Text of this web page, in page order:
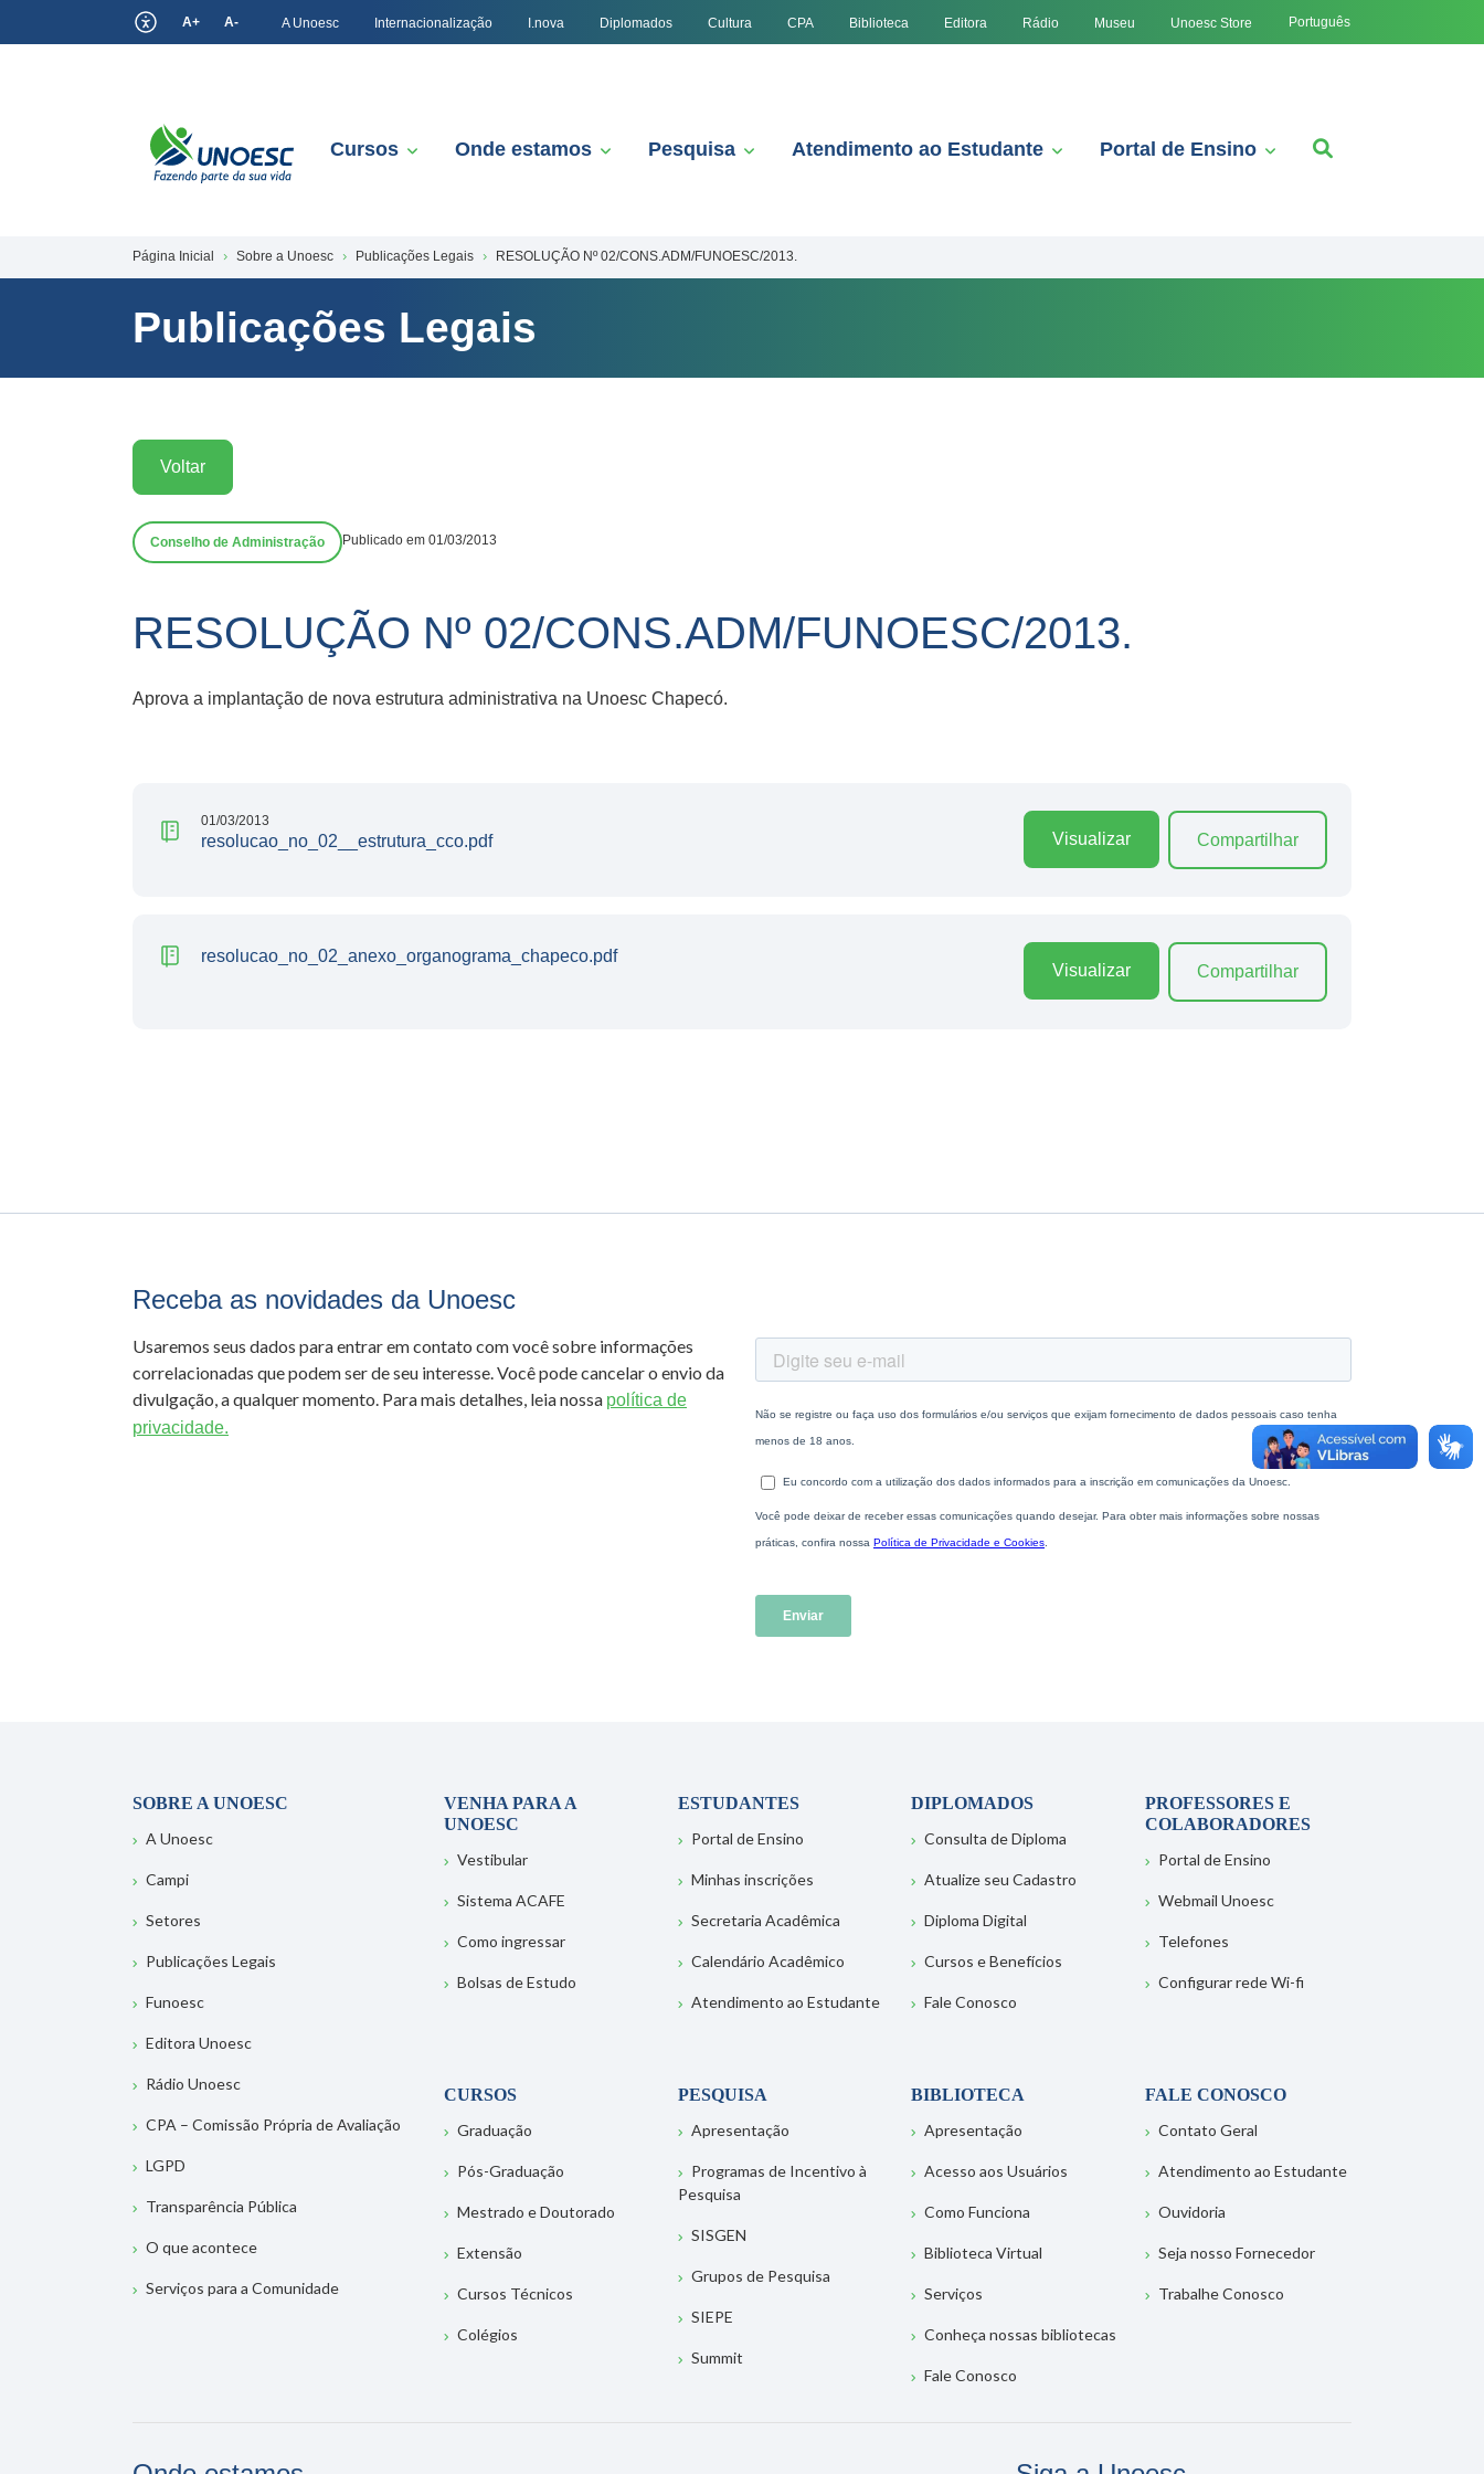
A+ A- A Unoesc Internacionalização I.nova Diplomados Cultura CPA Biblioteca Editora Rádio Museu Unoesc Store Português
Cursos Onde estamos Pesquisa Atendimento ao Estudante Portal de Ensino
Página Inicial Sobre a Unoesc Publicações Legais RESOLUÇÃO Nº 02/CONS.ADM/FUNOESC/2013.
Publicações Legais
Voltar
Conselho de Administração Publicado em 01/03/2013
RESOLUÇÃO Nº 02/CONS.ADM/FUNOESC/2013.
Aprova a implantação de nova estrutura administrativa na Unoesc Chapecó.
01/03/2013
resolucao_no_02__estrutura_cco.pdf Visualizar Compartilhar
resolucao_no_02_anexo_organograma_chapeco.pdf
Visualizar Compartilhar
Receba as novidades da Unoesc
Usaremos seus dados para entrar em contato com você sobre informações
correlacionadas que podem ser de seu interesse. Você pode cancelar o envio da
divulgação, a qualquer momento. Para mais detalhes, leia nossa política de
privacidade.
SOBRE A UNOESC
A Unoesc
Campi
Setores
Publicações Legais
Funoesc
Editora Unoesc
Rádio Unoesc
CPA – Comissão Própria de Avaliação
LGPD
Transparência Pública
O que acontece
Serviços para a Comunidade
VENHA PARA A
UNOESC
Vestibular
Sistema ACAFE
Como ingressar
Bolsas de Estudo
ESTUDANTES
Portal de Ensino
Minhas inscrições
Secretaria Acadêmica
Calendário Acadêmico
Atendimento ao Estudante
DIPLOMADOS
Consulta de Diploma
Atualize seu Cadastro
Diploma Digital
Cursos e Benefícios
Fale Conosco
PROFESSORES E
COLABORADORES
Portal de Ensino
Webmail Unoesc
Telefones
Configurar rede Wi-fi
CURSOS
Graduação
Pós-Graduação
Mestrado e Doutorado
Extensão
Cursos Técnicos
Colégios
PESQUISA
Apresentação
Programas de Incentivo à
Pesquisa
SISGEN
Grupos de Pesquisa
SIEPE
Summit
BIBLIOTECA
Apresentação
Acesso aos Usuários
Como Funciona
Biblioteca Virtual
Serviços
Conheça nossas bibliotecas
Fale Conosco
FALE CONOSCO
Contato Geral
Atendimento ao Estudante
Ouvidoria
Seja nosso Fornecedor
Trabalhe Conosco